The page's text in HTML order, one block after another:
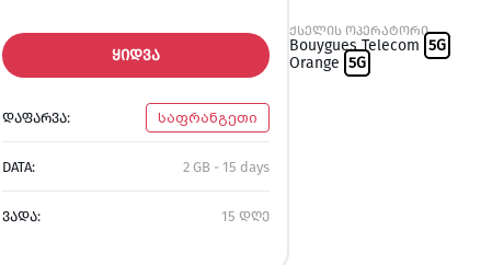
ᲧᲘᲓᲕᲐ
ᲓᲐᲤᲐᲠᲕᲐ: საფრანგეთი
DATA: 2 GB - 15 days
ᲕᲐᲓᲐ: 15 დღე
ქსელის ოპერატორი
Bouygues Telecom 5G
Orange 5G